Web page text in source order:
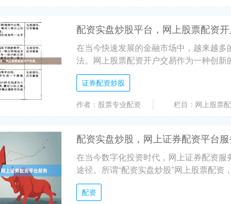
配资实盘炒股平台，网上股票配资开
在当今快速发展的金融市场中，越来越
法。网上股票配资开户交易作为一种创
证券配资炒股
作者：股票专业配资 栏目：网上股票
配资实盘炒股，网上证券配资平台
在当今数字化投资时代，网上证券配资
途径。所谓“配资实盘炒股”网上股票配
配资